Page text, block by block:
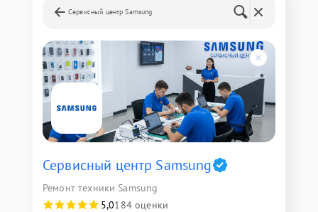
Сервисный центр Samsung
Сервисный центр Samsung
Ремонт техники Samsung
5,0184 оценки